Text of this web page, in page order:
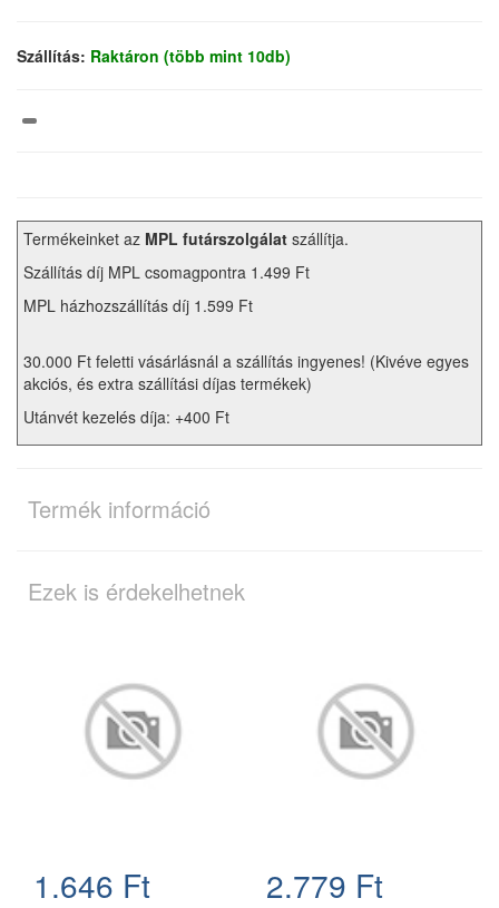
Szállítás: Raktáron (több mint 10db)
Termékeinket az MPL futárszolgálat szállítja.
Szállítás díj MPL csomagpontra 1.499 Ft
MPL házhozszállítás díj 1.599 Ft
30.000 Ft feletti vásárlásnál a szállítás ingyenes! (Kivéve egyes
akciós, és extra szállítási díjas termékek)
Utánvét kezelés díja: +400 Ft
Termék információ
Ezek is érdekelhetnek
1.646 Ft 2.779 Ft